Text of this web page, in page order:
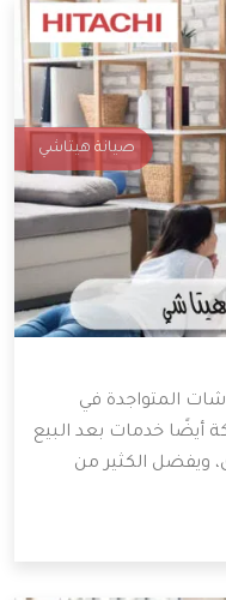
صيانة هيتاشي
المتواجدة في
أيضًا خدمات بعد البيع
ويفضل الكثير من
تكون حريصة على
وسوف نعرض لكم